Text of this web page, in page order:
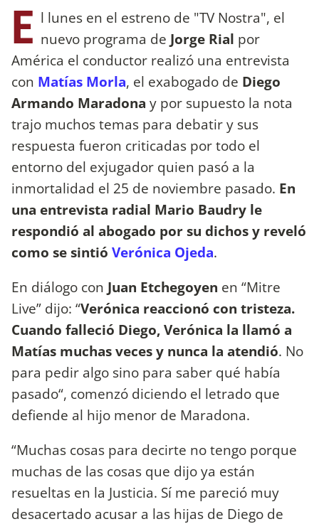
E l lunes en el estreno de "TV Nostra", el
nuevo programa de Jorge Rial por
América el conductor realizó una entrevista
con Matías Morla, el exabogado de Diego
Armando Maradona y por supuesto la nota
trajo muchos temas para debatir y sus
respuesta fueron criticadas por todo el
entorno del exjugador quien pasó a la
inmortalidad el 25 de noviembre pasado. En
una entrevista radial Mario Baudry le
respondió al abogado por su dichos y reveló
como se sintió Verónica Ojeda.
En diálogo con Juan Etchegoyen en “Mitre
Live” dijo: “Verónica reaccionó con tristeza.
Cuando falleció Diego, Verónica la llamó a
Matías muchas veces y nunca la atendió. No
para pedir algo sino para saber qué había
pasado“, comenzó diciendo el letrado que
defiende al hijo menor de Maradona.
“Muchas cosas para decirte no tengo porque
muchas de las cosas que dijo ya están
resueltas en la Justicia. Sí me pareció muy
desacertado acusar a las hijas de Diego de